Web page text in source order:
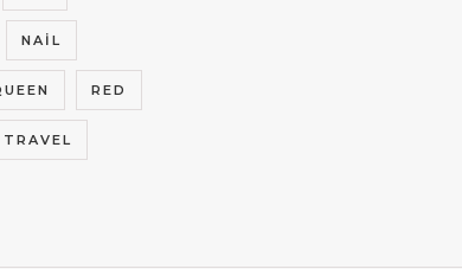
NAIL
RED
TRAVEL